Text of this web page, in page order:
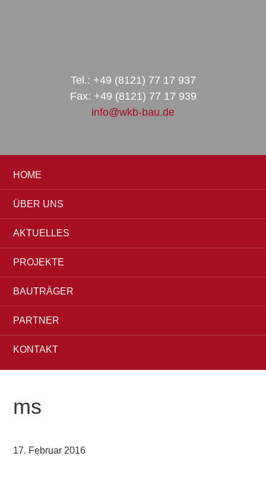
Tel.: +49 (8121) 77 17 937
Fax: +49 (8121) 77 17 939
info@wkb-bau.de
HOME
ÜBER UNS
AKTUELLES
PROJEKTE
BAUTRÄGER
PARTNER
KONTAKT
ms
17. Februar 2016